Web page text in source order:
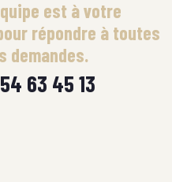
est à votre
répondre à toutes
demandes.
63 45 13